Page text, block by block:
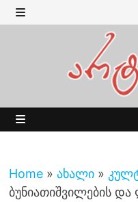
Skip
to MENU
Home » ახალი »
ბუნიათიშვილების